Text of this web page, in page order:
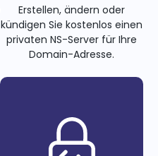
Erstellen, ändern oder
kündigen Sie kostenlos einen
privaten NS-Server für Ihre
Domain-Adresse.